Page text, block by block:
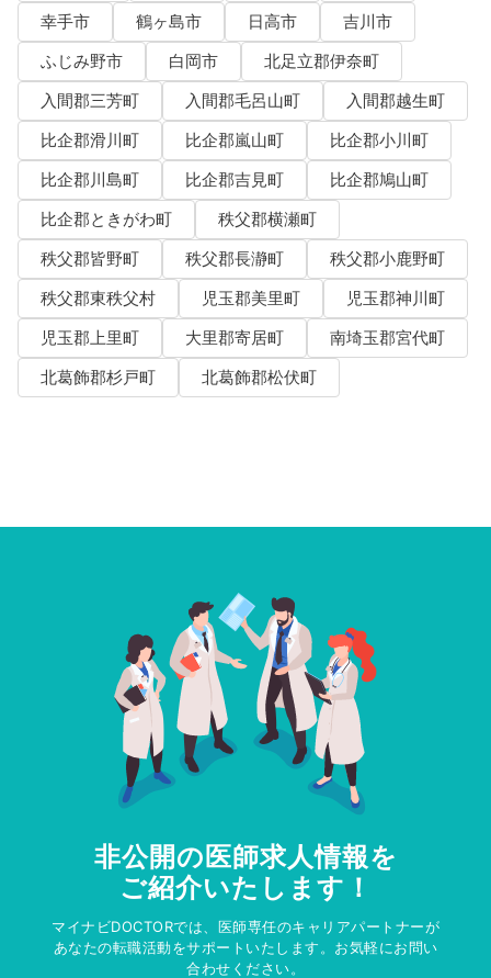
幸手市
鶴ヶ島市 日高市
吉川市
ふじみ野市
白岡市
北足立郡伊奈町
入間郡三芳町
入間郡毛呂山町
入間郡越生町
比企郡滑川町
比企郡嵐山町
比企郡小川町
比企郡川島町
比企郡吉見町
比企郡鳩山町
比企郡ときがわ町
秩父郡横瀬町
秩父郡皆野町
秩父郡長瀞町
秩父郡小鹿野町
秩父郡東秩父村
児玉郡美里町
児玉郡神川町
児玉郡上里町
大里郡寄居町
南埼玉郡宮代町
北葛飾郡杉戸町
北葛飾郡松伏町
非公開の医師求人情報を
ご紹介いたします！
マイナビDOCTORでは、医師専任のキャリアパートナーが
あなたの転職活動をサポートいたします。お気軽にお問い
合わせください。